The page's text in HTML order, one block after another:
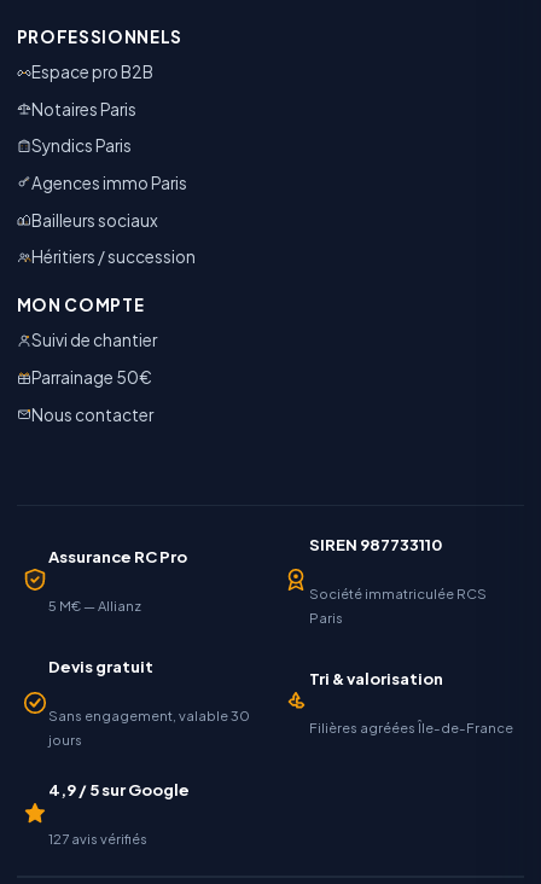
PROFESSIONNELS
Espace pro B2B
Notaires Paris
Syndics Paris
Agences immo Paris
Bailleurs sociaux
Héritiers / succession
MON COMPTE
Suivi de chantier
Parrainage 50€
Nous contacter
Assurance RC Pro
5 M€ — Allianz
SIREN 987733110
Société immatriculée RCS
Paris
Devis gratuit
Sans engagement, valable 30
jours
Tri & valorisation
Filières agréées Île-de-France
4,9 / 5 sur Google
127 avis vérifiés